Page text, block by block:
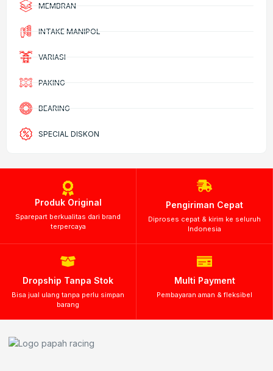
MEMBRAN
INTAKE MANIPOL
VARIASI
PAKING
BEARING
SPECIAL DISKON
Produk Original
Sparepart berkualitas dari brand
terpercaya
Pengiriman Cepat
Diproses cepat & kirim ke seluruh
Indonesia
Dropship Tanpa Stok
Bisa jual ulang tanpa perlu simpan
barang
Multi Payment
Pembayaran aman & fleksibel